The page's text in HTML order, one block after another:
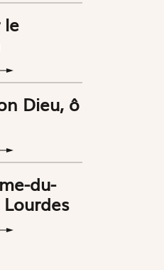
le
Dieu, ô
du-